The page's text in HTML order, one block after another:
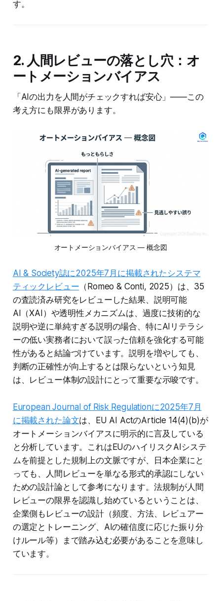
す。
2. 人間レビューの落とし穴：オ
ートメーションバイアス
「AIの出力を人間がチェックすれば安心」——この
考え方にも限界があります。
オートメーションバイアス — 概念図
AI & Society誌に2025年7月に掲載されたシステマ
ティックレビュー （Romeo & Conti, 2025）は、35
の査読済み研究をレビューした結果、説明可能
AI（XAI）や透明性メカニズムは、過度に技術的な
説明や逆に単純すぎる説明の場合、特にAIリテラシ
ーの低い実務者において誤った信頼を強化する可能
性があると結論づけています。説明を増やしても、
判断の正確性が向上するとは限らないという知見
は、レビュー体制の設計にとって重要な示唆です。
European Journal of Risk Regulationに2025年7月
に掲載された論文は、EU AI ActのArticle 14(4)(b)が
オートメーションバイアスに明示的に言及している
と分析しています。これはEUのハイリスクAIシステ
ムを前提とした規制上の文脈ですが、日本企業にと
っても、人間レビューを単なる形式的承認にしない
ための設計論として参考になります。法規制が人間
レビューの限界を認識し始めているということは、
企業側もレビューの設計（頻度、方法、レビュアー
の選定とトレーニング、AIの確信度に応じた振り分
けルール等）まで踏み込む必要があることを意味し
ています。